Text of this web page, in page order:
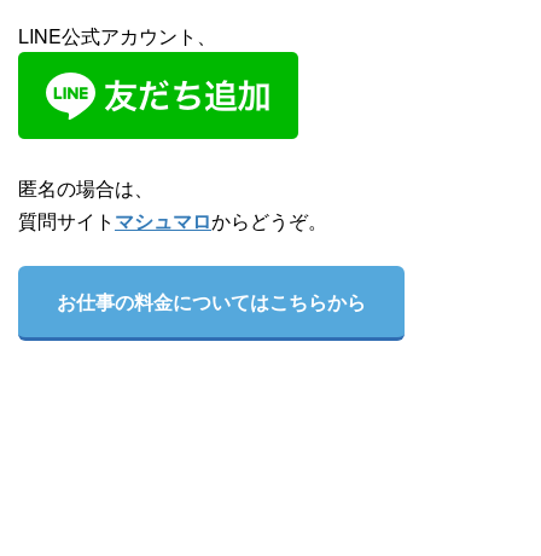
LINE公式アカウント、
匿名の場合は、
質問サイト マシュマロからどうぞ。
お仕事の料金についてはこちらから